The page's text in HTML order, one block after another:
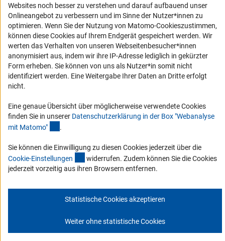
Service und Informationen für Menschen mit Behinderungen
Erklärung zur Barrierefreiheit
Barriere melden
DFG-aktuell
Erhalten Sie Neuigkeiten aus der DFG direkt in Ihr Mailpostfach oder
schauen Sie sich die Ausgaben online an.
Zum Newsletter
Impressum Datenschutz Cookie-Einstellungen
Websites noch besser zu verstehen und darauf aufbauend unser
Onlineangebot zu verbessern und im Sinne der Nutzer*innen zu
optimieren. Wenn Sie der Nutzung von Matomo-Cookieszustimmen,
können diese Cookies auf Ihrem Endgerät gespeichert werden. Wir
werten das Verhalten von unseren Webseitenbesucher*innen
anonymisiert aus, indem wir ihre IP-Adresse lediglich in gekürzter
Form erheben. Sie können von uns als Nutzer*in somit nicht
identifiziert werden. Eine Weitergabe Ihrer Daten an Dritte erfolgt
nicht.
Eine genaue Übersicht über möglicherweise verwendete Cookies
finden Sie in unserer Datenschutzerklärung in der Box "Webanalyse
mit Matomo" .
Sie können die Einwilligung zu diesen Cookies jederzeit über die
Cookie-Einstellungen (interner Link)
widerrufen. Zudem können Sie die Cookies
jederzeit vorzeitig aus ihren Browsern entfernen.
Statistische Cookies akzeptieren
Weiter ohne statistische Cookies